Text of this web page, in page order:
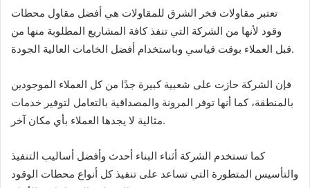
تعتبر مقاولات فخر الشرق للمقاولات هي أفضل مقاول محطات
وقود لأنها من الشركة التي تنفذ كافة المشاريع المطلوبة منها من
قبل العملاء بوقت قياسي وباستخدام أفضل الخامات العالية الجودة.
فإن الشركة حازت على شعبية كبيرة جدًا من كل العملاء الموجودين
بالمنطقة، كما أنها توفر المرونة والمصداقية بالتعامل لتوفير خدمات
مثالية لا يجدها العملاء بأي مكان آخر.
كما تستخدم الشركة أثناء البناء أحدث وأفضل أساليب التنفيذ
والتأسيس المتطورة التي تساعد على تنفيذ كل أنواع محطات الوقود